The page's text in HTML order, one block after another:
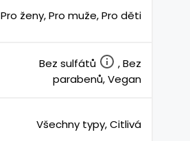
Pro ženy, Pro muže, Pro děti
Bez sulfátů
, Bez
parabenů, Vegan
Všechny typy, Citlivá